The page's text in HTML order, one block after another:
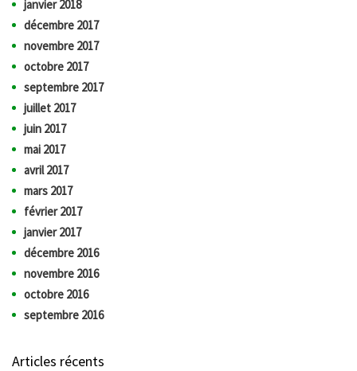
janvier 2018
décembre 2017
novembre 2017
octobre 2017
septembre 2017
juillet 2017
juin 2017
mai 2017
avril 2017
mars 2017
février 2017
janvier 2017
décembre 2016
novembre 2016
octobre 2016
septembre 2016
Articles récents